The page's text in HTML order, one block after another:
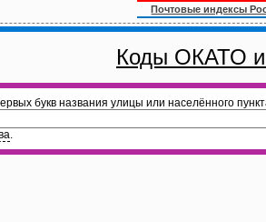
Почтовые индексы
Коды ОКАТО
букв названия улицы или населённого
.